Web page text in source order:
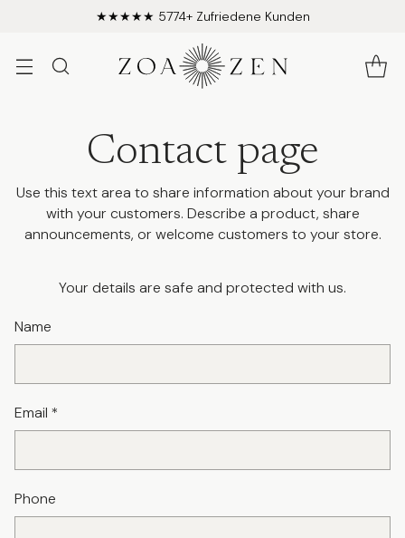
★★★★★ 5774+ Zufriedene Kunden
Contact page
Use this text area to share information about your brand
with your customers. Describe a product, share
announcements, or welcome customers to your store.
Your details are safe and protected with us.
Name
Email *
Phone